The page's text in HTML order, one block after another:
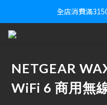
全店消費滿
NETGEAR
WiFi 6 商用無